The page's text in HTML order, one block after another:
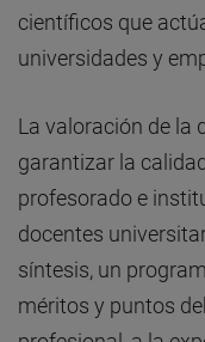
científicos que
universidades y
La valoración de la
garantizar la
profesorado e
docentes
síntesis, un
méritos y puntos